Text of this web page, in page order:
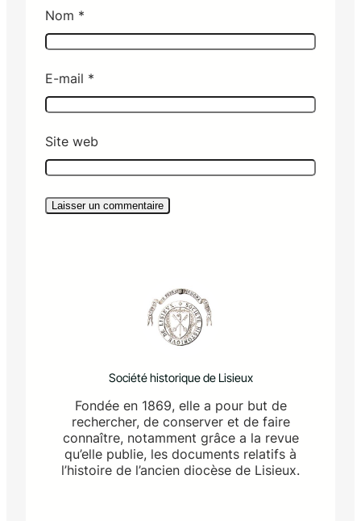
Nom *
E-mail *
Site web
Société historique de Lisieux
Fondée en 1869, elle a pour but de
rechercher, de conserver et de faire
connaître, notamment grâce a la revue
qu’elle publie, les documents relatifs à
l’histoire de l’ancien diocèse de Lisieux.